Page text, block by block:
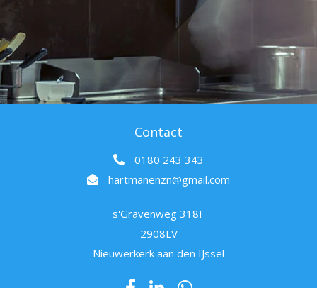
Contact
0180 243 343
hartmanenzn@gmail.com
s'Gravenweg 318F
2908LV
Nieuwerkerk aan den IJssel